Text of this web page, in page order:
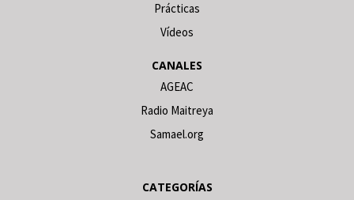
Prácticas
Vídeos
CANALES
AGEAC
Radio Maitreya
Samael.org
CATEGORÍAS